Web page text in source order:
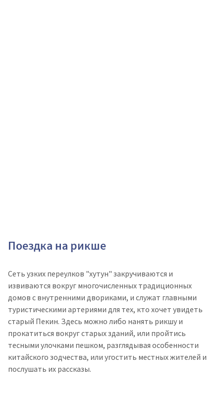
Поездка на рикше
Сеть узких переулков "хутун" закручиваются и
извиваются вокруг многочисленных традиционных
домов с внутренними двориками, и служат главными
туристическими артериями для тех, кто хочет увидеть
старый Пекин. Здесь можно либо нанять рикшу и
прокатиться вокруг старых зданий, или пройтись
тесными улочками пешком, разглядывая особенности
китайского зодчества, или угостить местных жителей и
послушать их рассказы.